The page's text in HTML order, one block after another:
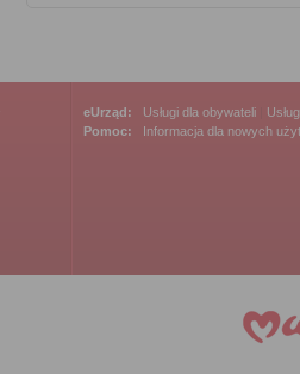
eUrząd: Usługi dla obywateli
Pomoc:
Informacja dla nowych